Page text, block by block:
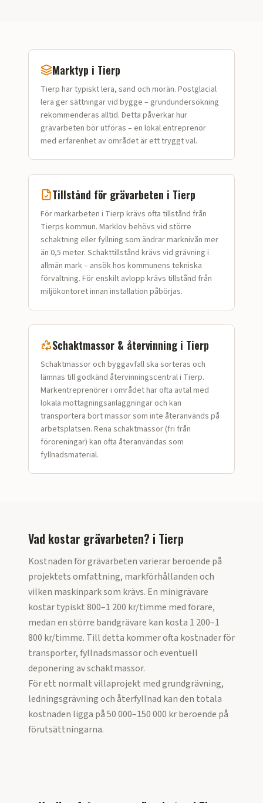
Marktyp i Tierp
Tierp har typisktlera, sand och morän. Postglacial
lera ger sättningar vid bygge – grundundersökning
rekommenderas alltid. Detta påverkar hur
grävarbeten bör utföras – en lokal entreprenör
med erfarenhet av området är ett tryggt val.
Tillstånd för grävarbeten i Tierp
För markarbeten i Tierp krävs ofta tillstånd från
Tierps kommun. Marklov behövs vid större
schaktning eller fyllning som ändrar marknivån mer
än 0,5 meter. Schakttillstånd krävs vid grävning i
allmän mark – ansök hos kommunens tekniska
förvaltning. För enskilt avlopp krävs tillstånd från
miljökontoret innan installation påbörjas.
Schaktmassor & återvinning i Tierp
Schaktmassor och bygg­avfall ska sorteras och
lämnas till godkänd återvinningscentral i Tierp.
Markentreprenörer i området har ofta avtal med
lokala mottagningsanläggningar och kan
transportera bort massor som inte återanvänds på
arbetsplatsen. Rena schaktmassor (fri från
föroreningar) kan ofta återanvändas som
fyllnadsmaterial.
Vad kostar grävarbeten? i Tierp
Kostnaden för grävarbeten varierar beroende på
projektets omfattning, markförhållanden och
vilken maskinpark som krävs. En minigrävare
kostar typiskt 800–1 200 kr/timme med förare,
medan en större bandgrävare kan kosta 1 200–1
800 kr/timme. Till detta kommer ofta kostnader för
transporter, fyllnadsmassor och eventuell
deponering av schaktmassor.
För ett normalt villaprojekt med grundgrävning,
ledningsgrävning och återfyllnad kan den totala
kostnaden ligga på 50 000–150 000 kr beroende på
förutsättningarna.